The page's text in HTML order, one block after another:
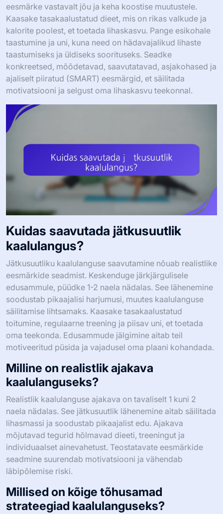
eesmärke vastavalt jõu ja keha koostise muutustele.
Kaasake tasakaalustatud dieet, mis on rikas valkude ja
kalorite poolest, et toetada lihaskasvu. Pange esikohale
taastumine ja uni, kuna need on hädavajalikud lihaste
taastumiseks ja üldiseks soorituseks. Seadke
konkreetsed, mõõdetavad, saavutatavad, asjakohased ja
ajaliselt piiratud (SMART) eesmärgid, et säilitada
motivatsiooni ja selgust oma lihaskasvu teekonnal.
Kuidas saavutada jätkusuutlik
kaalulangus?
Jätkusuutliku kaalulanguse saavutamine nõuab realistlike
eesmärkide seadmist. Keskenduge järkjärgulisele
edusammule, püüdke 1-2 naela nädalas. See lähenemine
soodustab pikaajalisi harjumusi, muutes kaalulanguse
säilitamise lihtsamaks. Kaasake tasakaalustatud
toitumine, regulaarne treening ja piisav uni, et toetada
oma teekonda. Edusammude jälgimine aitab teil
motiveeritud püsida ja vajadusel oma plaani kohandada.
Milline on realistlik ajakava
kaalulanguseks?
Realistlik kaalulanguse ajakava on tavaliselt 1 kuni 2
naela nädalas. See jätkusuutlik lähenemine aitab säilitada
lihasmassi ja soodustab pikaajalist edu. Ajakava
mõjutavad tegurid hõlmavad dieeti, treeningut ja
individuaalset ainevahetust. Teostatavate eesmärkide
seadmine suurendab motivatsiooni ja vähendab
läbipõlemise riski.
Millised on kõige tõhusamad
strateegiad kaalulanguseks?